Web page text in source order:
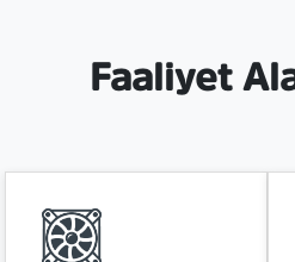
Faaliyet